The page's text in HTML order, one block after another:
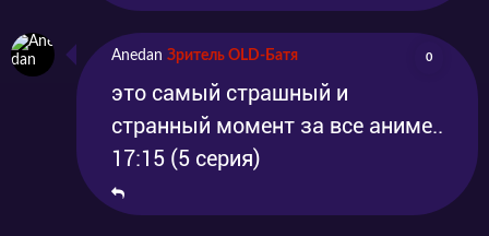
Anedan Зритель OLD-Батя 0
это самый страшный и
странный момент за все аниме..
17:15 (5 серия)